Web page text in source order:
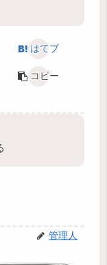
はてブ
コピー
管理人